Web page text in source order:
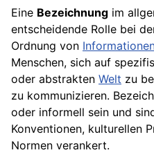
Eine Bezeichnung im
entscheidende Rolle bei
Ordnung von
Menschen, sich auf
oder abstrakten Welt zu
zu kommunizieren.
oder informell sein und
Konventionen, kulturellen
Normen verankert.